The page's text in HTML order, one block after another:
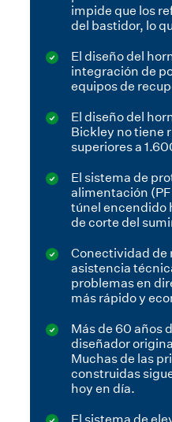
impide que los
del bastidor, lo
El diseño del
integración de
equipos de
El diseño del
Bickley no tiene
superiores a
El sistema de
alimentación
túnel encendido
de corte del
Conectividad de
asistencia
problemas en
más rápido y
Más de 60 años
diseñador
Muchas de las
construidas
hoy en día.